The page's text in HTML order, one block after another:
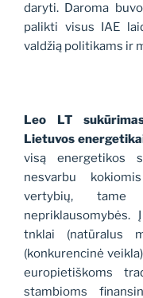
daryti. Daroma
palikti visus IAE
valdžią politikams ir
Leo LT
Lietuvos
visą energetikos
nesvarbu
vertybių, tame
tnklai (natūralus
(konkurencinė
europietiškoms
stambioms